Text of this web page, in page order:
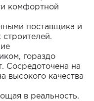
комфортной
поставщика и
гораздо
Сосредоточена на
высокого качества
в реальность.